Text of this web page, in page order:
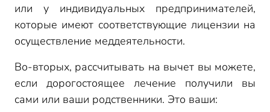
или у индивидуальных предпринимателей,
которые имеют соответствующие лицензии на
осуществление меддеятельности.
Во-вторых, рассчитывать на вычет вы можете,
если дорогостоящее лечение получили вы
сами или ваши родственники. Это ваши: